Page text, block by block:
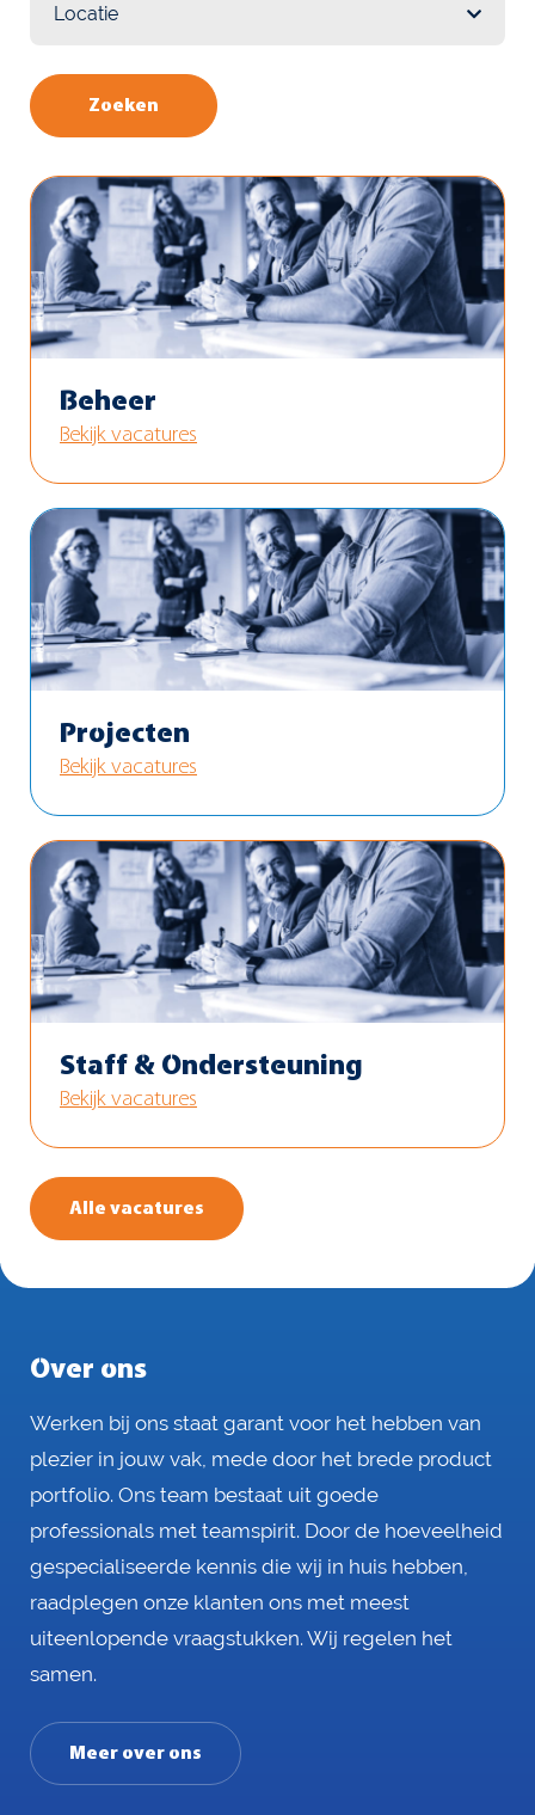
Zoeken
Beheer
Bekijk vacatures
Projecten
Bekijk vacatures
Staff & Ondersteuning
Bekijk vacatures
Alle vacatures
Over ons
Werken bij ons staat garant voor het hebben van
plezier in jouw vak, mede door het brede product
portfolio. Ons team bestaat uit goede
professionals met teamspirit. Door de hoeveelheid
gespecialiseerde kennis die wij in huis hebben,
raadplegen onze klanten ons met meest
uiteenlopende vraagstukken. Wij regelen het
samen.
Meer over ons